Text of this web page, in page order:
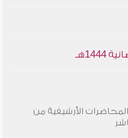
الأرشيفية من